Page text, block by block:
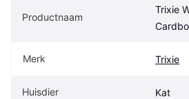
Productnaam
Trixie
Merk Trixie
Huisdier Kat